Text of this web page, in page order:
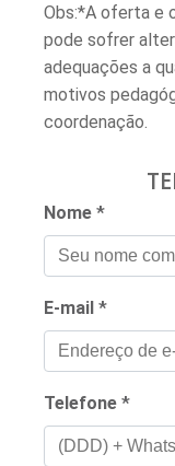
Obs:*A oferta e
pode sofrer
adequações a
motivos
coordenação.
Nome*
E-mail*
Telefone*